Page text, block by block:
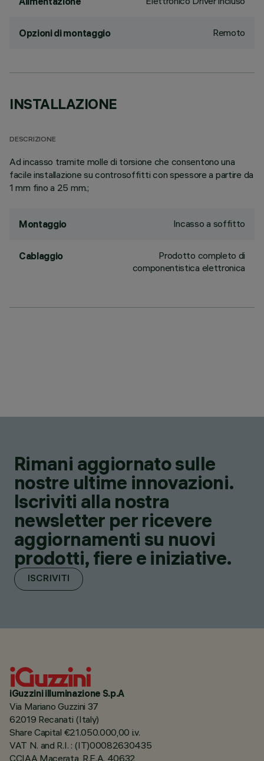
Opzioni di montaggio Remoto
INSTALLAZIONE
DESCRIZIONE
Ad incasso tramite molle di torsione che consentono una
facile installazione su controsoffitti con spessore a partire da
1 mm fino a 25 mm.;
Montaggio Incasso a soffitto
Cablaggio
Prodotto completo di
componentistica elettronica
Rimani aggiornato sulle
nostre ultime innovazioni.
Iscriviti alla nostra
newsletter per ricevere
aggiornamenti su nuovi
prodotti, fiere e iniziative.
ISCRIVITI
iGuzzini illuminazione S.p.A
Via Mariano Guzzini 37
62019 Recanati (Italy)
Share Capital €21.050.000,00 i.v.
VAT N. and R.I. : (IT)00082630435
CCIAA Macerata, R.E.A. 40632